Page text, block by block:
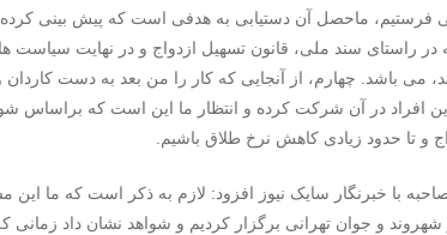
فرستیم، ماحصل آن دستیابی به هدفی است که پیش بینی کرده
اند، می باشد. چهارم، از آنجایی که کار را من بعد به دست
افراد در آن شرکت کرده و انتظار ما این است که براساس
و تا حدود زیادی کاهش نرخ طلاق باشیم.
با خبرنگار سایک نیوز افزود: لازم به ذکر است که ما
۱۱۰۰ نفر شهروند و جوان تهرانی برگزار کردیم و شواهد نشان داد